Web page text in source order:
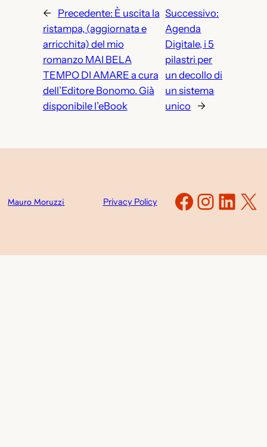
← Precedente: È uscita la
ristampa, (aggiornata e
arricchita) del mio
romanzo MAI BELA
TEMPO DI AMARE a cura
dell’Editore Bonomo. Già
disponibile l’eBook
Successivo:
Agenda
Digitale, i 5
pilastri per
un decollo di
un sistema
unico
→
Mauro Moruzzi Privacy Policy X